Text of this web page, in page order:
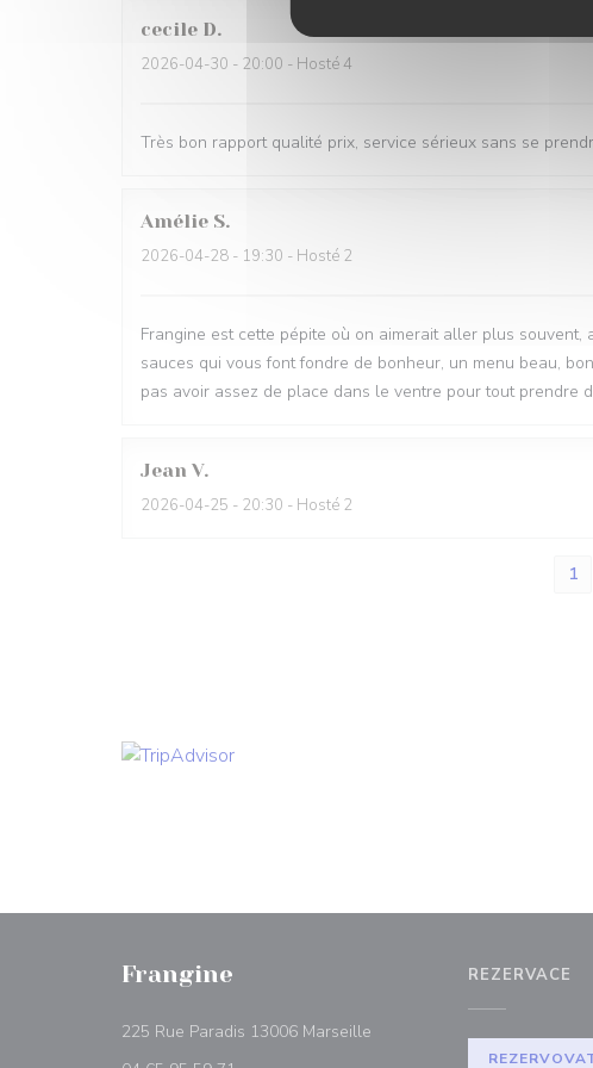
cecile D
2026-04-30 - 20:00 - Hosté 4
Très bon rapport qualité prix, service sérieux sans se
Amélie S
2026-04-28 - 19:30 - Hosté 2
Frangine est cette pépite où on aimerait aller plus
sauces qui vous font fondre de bonheur, un menu beau,
pas avoir assez de place dans le ventre pour tout prendre
Jean V
2026-04-25 - 20:30 - Hosté 2
1
Frangine
225 Rue Paradis 13006 Marseille
REZERVACE